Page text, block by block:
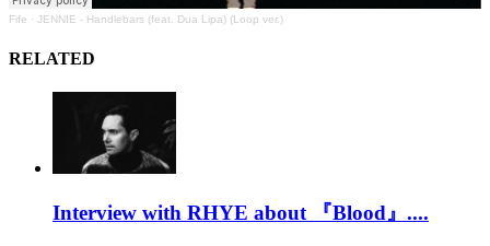
Fife · JENNIE - Handlebars (feat. Dua Lipa) (Loop ver.)
RELATED
Interview with RHYE about 『Blood』....